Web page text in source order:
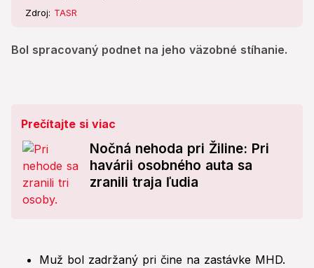
Zdroj: TASR
Bol spracovaný podnet na jeho väzobné stíhanie.
Prečítajte si viac
Nočná nehoda pri Žiline: Pri
havárii osobného auta sa
zranili traja ľudia
Muž bol zadržaný pri čine na zastávke MHD.